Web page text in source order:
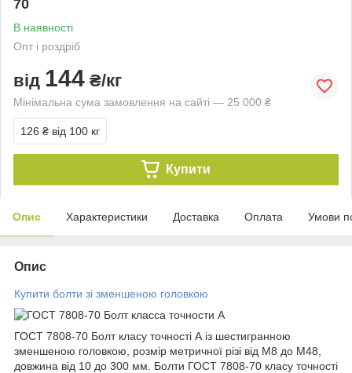
70
В наявності
Опт і роздріб
від 144 ₴/кг
Мінімальна сума замовлення на сайті — 25 000 ₴
126 ₴ від 100 кг
Купити
Опис Характеристики Доставка Оплата Умови
Опис
Купити болти зі зменшеною головкою
ГОСТ 7808-70 Болт класу точності А із шестигранною
зменшеною головкою, розмір метричної різі від М8 до М48,
довжина від 10 до 300 мм. Болти ГОСТ 7808-70 класу точності